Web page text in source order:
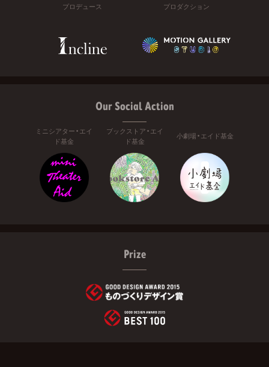
プロデュース プロダクション
Our Social Action
ミニシアター・エイ
ド基金
ブックストア・エイ
ド基金
小劇場・エイド基金
Prize